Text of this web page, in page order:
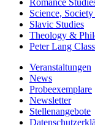
Romance
Science,
Slavic Studies
Theology &
Peter Lang
Veranstaltungen
News
Probeexemplare
Newsletter
Stellenangebote